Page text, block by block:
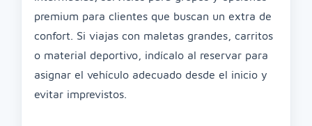
premium para clientes que buscan un extra de
confort. Si viajas con maletas grandes, carritos
o material deportivo, indícalo al reservar para
asignar el vehículo adecuado desde el inicio y
evitar imprevistos.